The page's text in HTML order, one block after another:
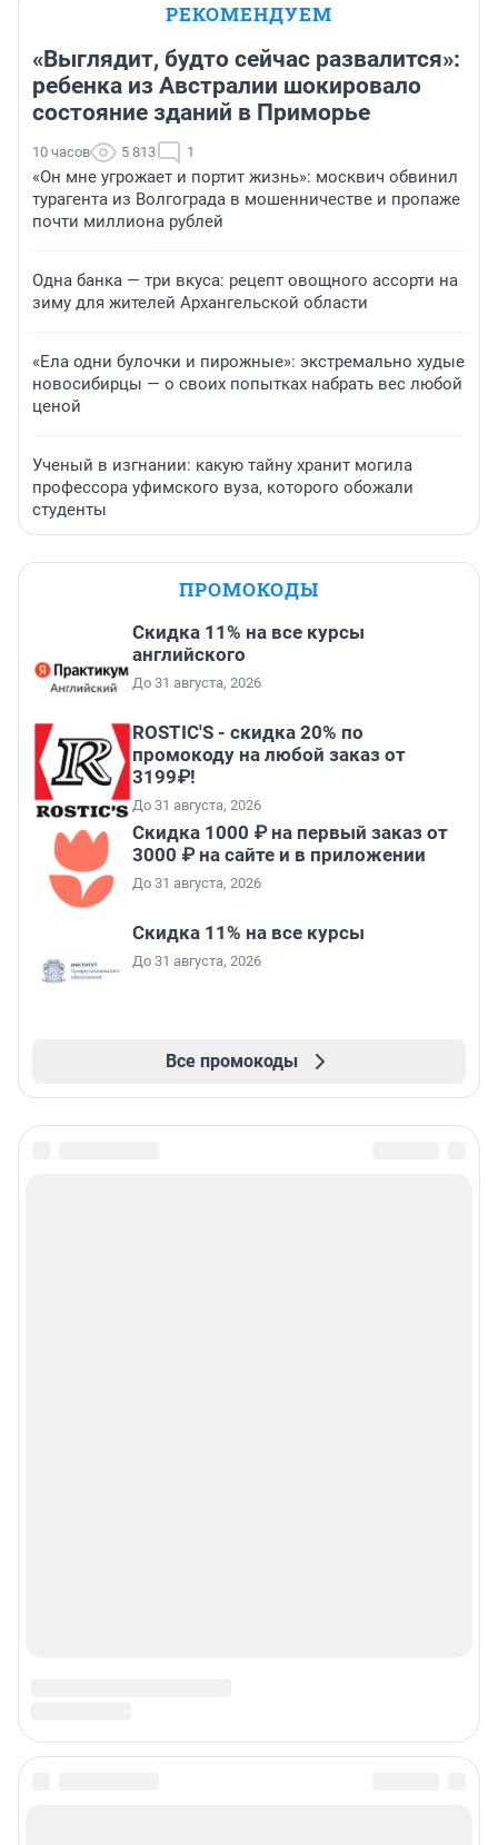
РЕКОМЕНДУЕМ
«Выглядит, будто сейчас развалится»:
ребенка из Австралии шокировало
состояние зданий в Приморье
10 часов 5 813 1
«Он мне угрожает и портит жизнь»: москвич обвинил
турагента из Волгограда в мошенничестве и пропаже
почти миллиона рублей
Одна банка — три вкуса: рецепт овощного ассорти на
зиму для жителей Архангельской области
«Ела одни булочки и пирожные»: экстремально худые
новосибирцы — о своих попытках набрать вес любой
ценой
Ученый в изгнании: какую тайну хранит могила
профессора уфимского вуза, которого обожали
студенты
ПРОМОКОДЫ
Скидка 11% на все курсы
английского
До 31 августа, 2026
ROSTIC'S - скидка 20% по
промокоду на любой заказ от
3199₽!
До 31 августа, 2026
Скидка 1000 ₽ на первый заказ от
3000 ₽ на сайте и в приложении
До 31 августа, 2026
Скидка 11% на все курсы
До 31 августа, 2026
Все промокоды